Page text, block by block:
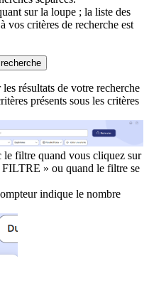
sur la loupe ; la liste des
vos critères de recherche est
résultats de votre recherche
présents sous les critères
le filtre quand vous cliquez sur
» ou quand le filtre se
indique le nombre